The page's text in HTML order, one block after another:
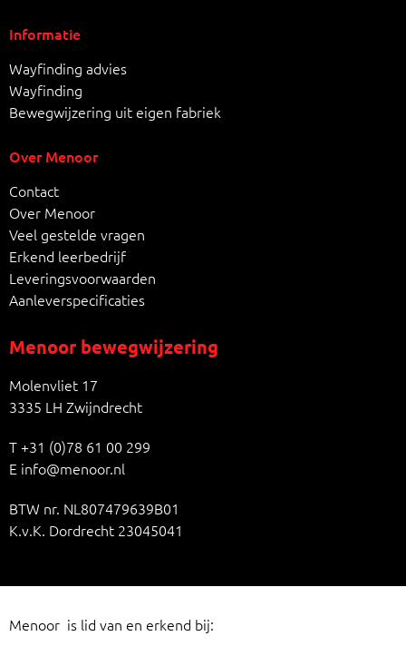
Informatie
Wayfinding advies
Wayfinding
Bewegwijzering uit eigen fabriek
Over Menoor
Contact
Over Menoor
Veel gestelde vragen
Erkend leerbedrijf
Leveringsvoorwaarden
Aanleverspecificaties
Menoor bewegwijzering
Molenvliet 17
3335 LH Zwijndrecht
T+31 (0)78 61 00 299
E info@menoor.nl
BTW nr. NL807479639B01
K.v.K. Dordrecht 23045041
Menoor is lid van en erkend bij: